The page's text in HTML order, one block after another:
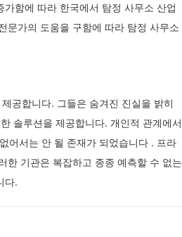
함에 따라 한국에서 탐정 사무소 산업
문가의 도움을 구함에 따라 탐정 사무소
공합니다. 그들은 숨겨진 진실을 밝히
솔루션을 제공합니다. 개인적 관계에서
어서는 안 될 존재가 되었습니다 . 프라
한 기관은 복잡하고 종종 예측할 수 없는
다.